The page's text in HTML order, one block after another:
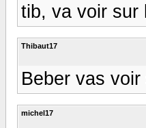
tib, va voir sur
Thibaut17
Beber vas
michel17